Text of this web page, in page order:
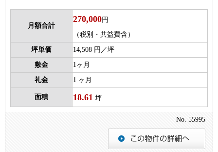
月額合計
270,000円
（税別・共益費含）
坪単価 14,508 円／坪
敷金 1ヶ月
礼金 1 ヶ月
面積 18.61 坪
No. 55995